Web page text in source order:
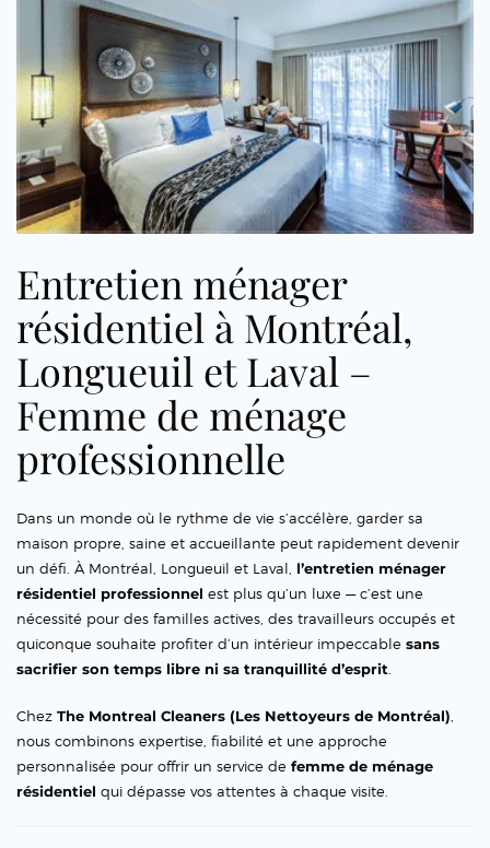
Entretien ménager
résidentiel à Montréal,
Longueuil et Laval –
Femme de ménage
professionnelle
Dans un monde où le rythme de vie s’accélère, garder sa
maison propre, saine et accueillante peut rapidement devenir
un défi. À Montréal, Longueuil et Laval, l’entretien ménager
résidentiel professionnel est plus qu’un luxe — c’est une
nécessité pour des familles actives, des travailleurs occupés et
quiconque souhaite profiter d’un intérieur impeccable sans
sacrifier son temps libre ni sa tranquillité d’esprit.
Chez The Montreal Cleaners (Les Nettoyeurs de Montréal),
nous combinons expertise, fiabilité et une approche
personnalisée pour offrir un service de femme de ménage
résidentiel qui dépasse vos attentes à chaque visite.